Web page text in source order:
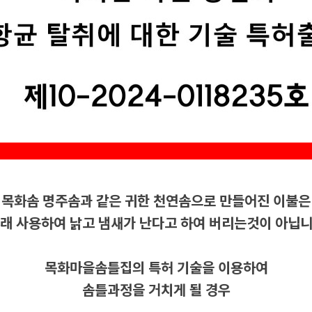
목화솜 명주솜과 같은 귀한 천연솜으로 만들어진 이불은
사용하여 낡고 냄새가 난다고 하여 버리는것이 아닙
목화마을솜틀집의 특허 기술을 이용하여
솜틀과정을 거치게 될 경우